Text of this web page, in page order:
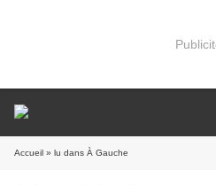
Accueil » lu dans À Gauche